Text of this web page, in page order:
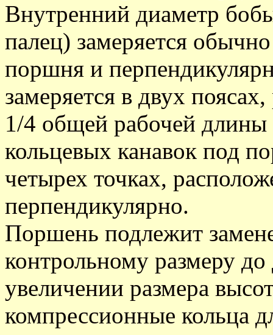
Внутренний диаметр
палец) замеряется
поршня и
замеряется в двух
1/4 общей рабочей
кольцевых канавок под
четырех точках,
перпендикулярно.
Поршень подлежит
контрольному размеру
увеличении размера
компрессионные кольца